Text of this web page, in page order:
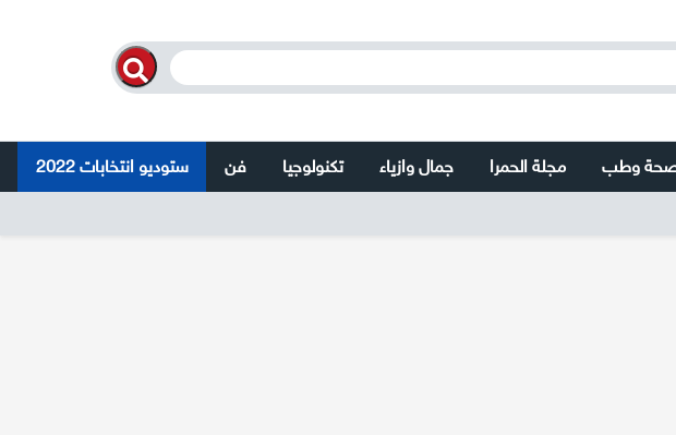
وطب مجلة الحمرا جمال وازياء تكنولوجيا فن ستوديو انتخابات 2022